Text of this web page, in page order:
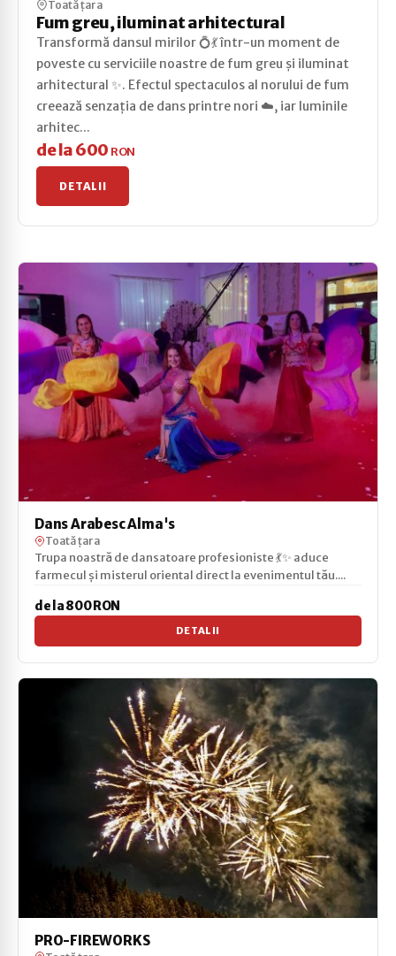
Toată țara
Fum greu, iluminat arhitectural
Transformă dansul mirilor 💍💃 într-un moment de
poveste cu serviciile noastre de fum greu și iluminat
arhitectural ✨. Efectul spectaculos al norului de fum
creează senzația de dans printre nori ☁️, iar luminile
arhitec...
de la 600 RON
DETALII
Dans Arabesc Alma's
Toată țara
Trupa noastră de dansatoare profesioniste 💃✨ aduce
farmecul și misterul oriental direct la evenimentul tău....
de la 800 RON
DETALII
PRO-FIREWORKS